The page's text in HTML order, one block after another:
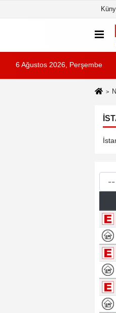
6 Ağustos 2026, Perşembe